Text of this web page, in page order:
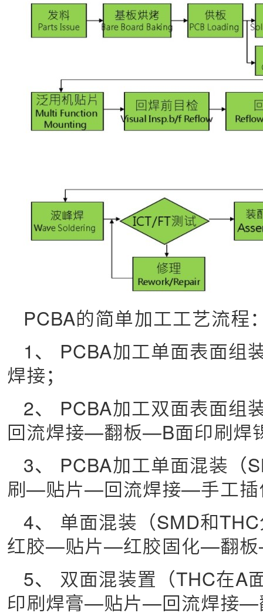
PCBA的简单加工工艺流程
1、 PCBA加工单面表面
焊接；
2、 PCBA加工双面表面
回流焊接—翻板—B面印刷
3、 PCBA加工单面混装（
刷—贴片—回流焊接—手工插
4、 单面混装（SMD和
红胶—贴片—红胶固化—翻
5、 双面混装置（THC在A
印刷焊膏—贴片—回流焊接